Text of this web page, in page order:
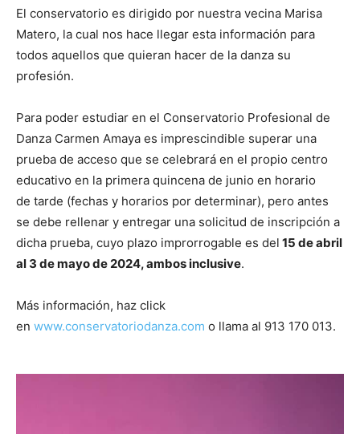
El conservatorio es dirigido por nuestra vecina Marisa
Matero, la cual nos hace llegar esta información para
todos aquellos que quieran hacer de la danza su
profesión.
Para poder estudiar en el Conservatorio Profesional de
Danza Carmen Amaya es imprescindible superar una
prueba de acceso que se celebrará en el propio centro
educativo en la primera quincena de junio en horario
de tarde (fechas y horarios por determinar), pero antes
se debe rellenar y entregar una solicitud de inscripción a
dicha prueba, cuyo plazo improrrogable es del 15 de abril
al 3 de mayo de 2024, ambos inclusive.
Más información, haz click
en www.conservatoriodanza.com o llama al 913 170 013.